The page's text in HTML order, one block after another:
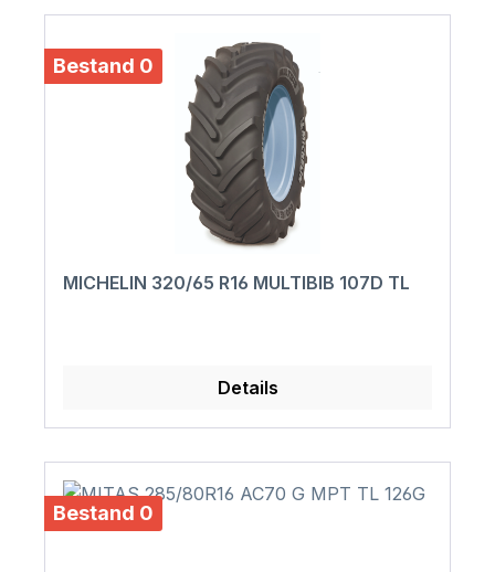
Bestand 0
MICHELIN 320/65 R16 MULTIBIB 107D TL
Details
Bestand 0